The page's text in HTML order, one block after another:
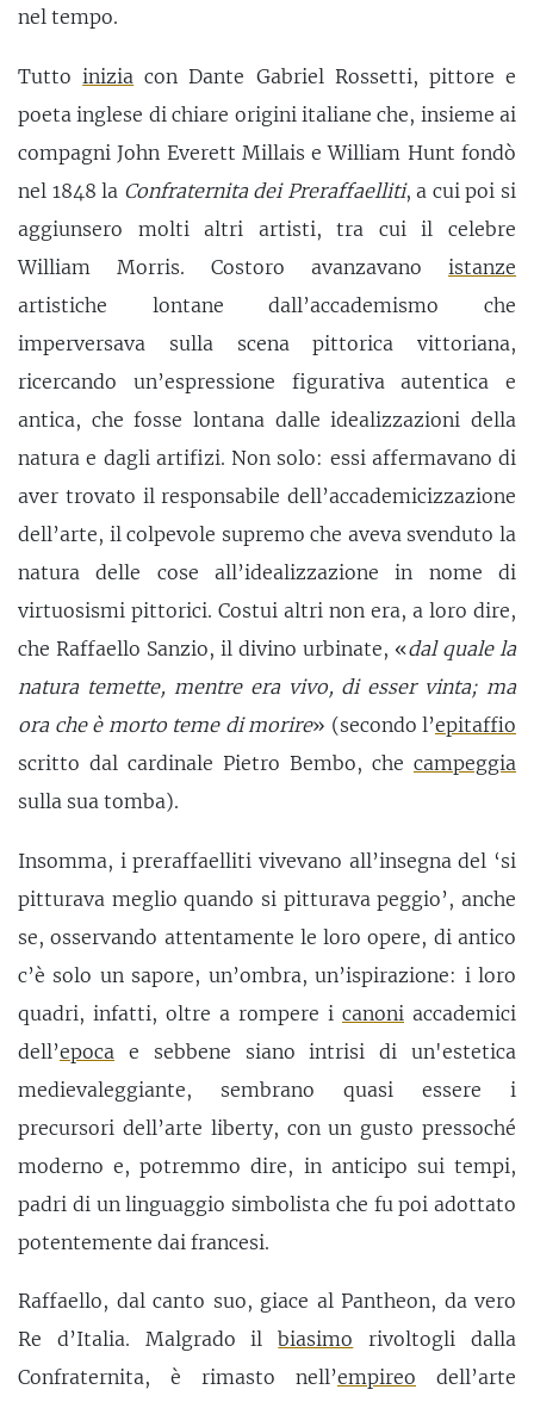
nel tempo.
Tuttoinizia con Dante Gabriel Rossetti, pittore e
poeta inglese di chiare origini italiane che, insieme ai
compagni John Everett Millais e William Hunt fondò
nel 1848 la Confraternita dei Preraffaelliti, a cui poi si
aggiunsero molti altri artisti, tra cui il celebre
William Morris. Costoro avanzavano istanze
artistiche lontane dall’accademismo che
imperversava sulla scena pittorica vittoriana,
ricercando un’espressione figurativa autentica e
antica, che fosse lontana dalle idealizzazioni della
natura e dagli artifizi. Non solo: essi affermavano di
aver trovato il responsabile dell’accademicizzazione
dell’arte, il colpevole supremo che aveva svenduto la
natura delle cose all’idealizzazione in nome di
virtuosismi pittorici. Costui altri non era, a loro dire,
che Raffaello Sanzio, il divino urbinate, «dal quale la
natura temette, mentre era vivo, di esser vinta; ma
ora che è morto teme di morire» (secondo l’epitaffio
scritto dal cardinale Pietro Bembo, che campeggia
sulla sua tomba).
Insomma, i preraffaelliti vivevano all’insegna del ‘si
pitturava meglio quando si pitturava peggio’, anche
se, osservando attentamente le loro opere, di antico
c’è solo un sapore, un’ombra, un’ispirazione: i loro
quadri, infatti, oltre a rompere i canoni accademici
dell’epoca e sebbene siano intrisi di un'estetica
medievaleggiante, sembrano quasi essere i
precursori dell’arte liberty, con un gusto pressoché
moderno e, potremmo dire, in anticipo sui tempi,
padri di un linguaggio simbolista che fu poi adottato
potentemente dai francesi.
Raffaello, dal canto suo, giace al Pantheon, da vero
Re d’Italia. Malgrado ilbiasimo rivoltogli dalla
Confraternita, è rimasto nell’empireo dell’arte